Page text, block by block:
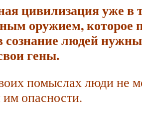
цивилизация уже в
оружием, которое
сознание людей
гены.
помыслах люди не
опасности.